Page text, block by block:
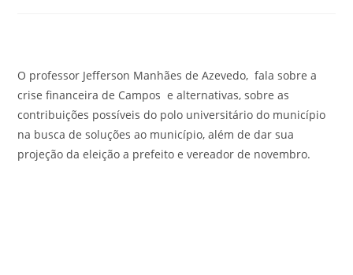
O professor Jefferson Manhães de Azevedo, fala sobre a
crise financeira de Campos e alternativas, sobre as
contribuições possíveis do polo universitário do município
na busca de soluções ao município, além de dar sua
projeção da eleição a prefeito e vereador de novembro.